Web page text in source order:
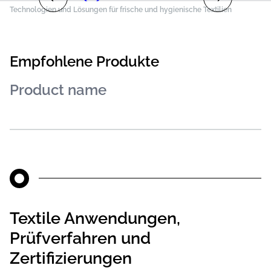
Technologien und Lösungen für frische und hygienische Textilien
Empfohlene Produkte
Textile Anwendungen,
Prüfverfahren und
Zertifizierungen